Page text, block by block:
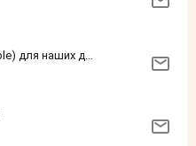
Борел**ли и Noблe People) для наших деток и прекрасных мам